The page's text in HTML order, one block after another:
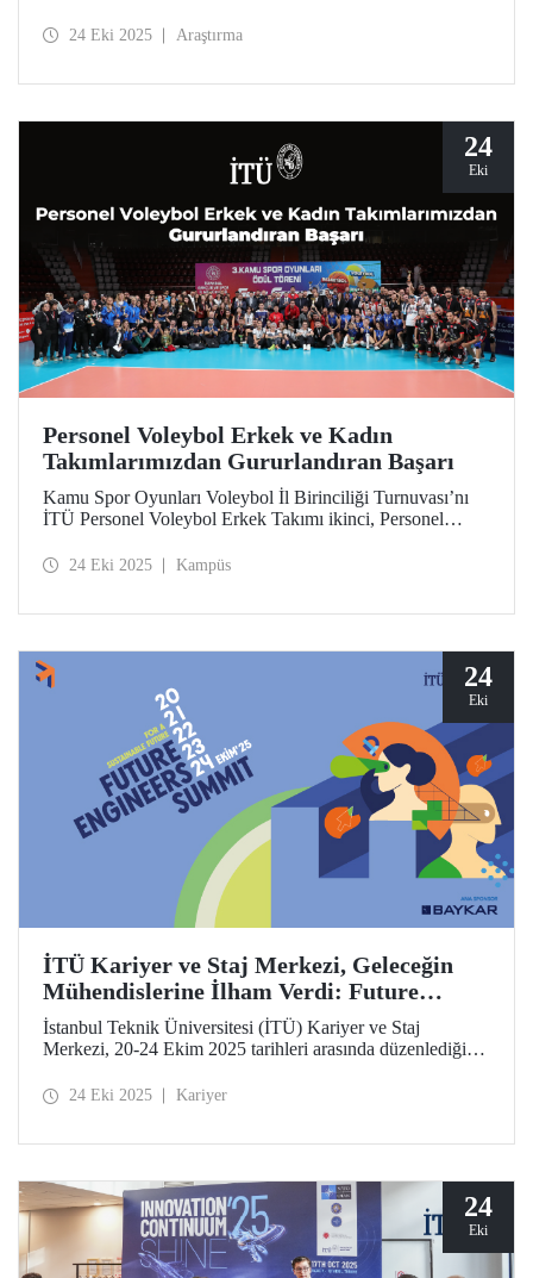
2216B TÜBİTAK-TWAS Doktora Sırası ve Doktora
24 Eki 2025 Araştırma
24
Eki
Personel Voleybol Erkek ve Kadın
Takımlarımızdan Gururlandıran Başarı
Kamu Spor Oyunları Voleybol İl Birinciliği Turnuvası’nı
İTÜ Personel Voleybol Erkek Takımı ikinci, Personel
Takımlarımız, elde ettikleri bu derecelerle katılmaya hak
24 Eki 2025 Kampüs
24
Eki
İTÜ Kariyer ve Staj Merkezi, Geleceğin
Mühendislerine İlham Verdi: Future
Engineers Summit 2025
İstanbul Teknik Üniversitesi (İTÜ) Kariyer ve Staj
Merkezi, 20-24 Ekim 2025 tarihleri arasında düzenlediği
Yerleşkemizde başarıyla tamamladı.
24 Eki 2025 Kariyer
24
Eki